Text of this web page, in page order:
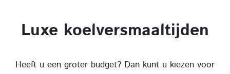
Luxe koelversmaaltijden
Heeft u een groter budget? Dan kunt u kiezen voor